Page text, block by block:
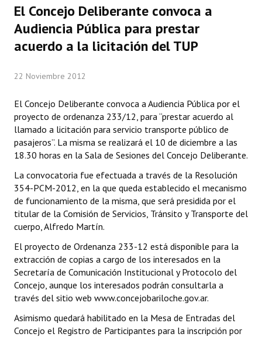
Bloques Políticos
Integrantes del Concejo
Comisiones Permanentes
Comisiones Especiales
Concejales Mandato Cumplido
Programas
LEGISLACIÓN
Constitución Nacional
Constitución Provincial
Carta Orgánica 2007
Reglamento Interno
Digesto
Organigrama
DOCUMENTOS
El Concejo Deliberante convoca a
Audiencia Pública para prestar
acuerdo a la licitación del TUP
22 Noviembre 2012
El Concejo Deliberante convoca a Audiencia Pública por el
proyecto de ordenanza 233/12, para “prestar acuerdo al
llamado a licitación para servicio transporte público de
pasajeros”. La misma se realizará el 10 de diciembre a las
18.30 horas en la Sala de Sesiones del Concejo Deliberante.
La convocatoria fue efectuada a través de la Resolución
354-PCM-2012, en la que queda establecido el mecanismo
de funcionamiento de la misma, que será presidida por el
titular de la Comisión de Servicios, Tránsito y Transporte del
cuerpo, Alfredo Martín.
El proyecto de Ordenanza 233-12 está disponible para la
extracción de copias a cargo de los interesados en la
Secretaría de Comunicación Institucional y Protocolo del
Concejo, aunque los interesados podrán consultarla a
través del sitio web www.concejobariloche.gov.ar.
Asimismo quedará habilitado en la Mesa de Entradas del
Concejo el Registro de Participantes para la inscripción por